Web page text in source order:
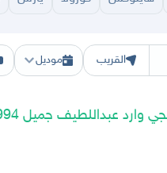
حفر الباطن المدينة الطايف القصيم
القريب موديل